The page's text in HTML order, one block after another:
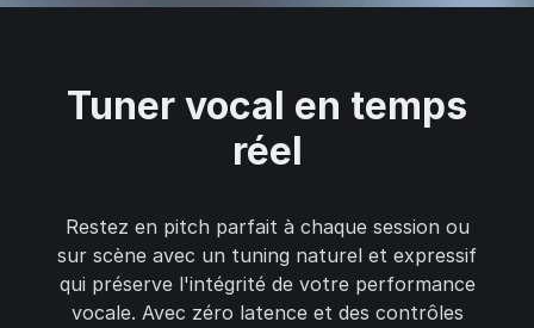
Tuner vocal en temps
réel
Restez en pitch parfait à chaque session ou
sur scène avec un tuning naturel et expressif
qui préserve l'intégrité de votre performance
vocale. Avec zéro latence et des contrôles